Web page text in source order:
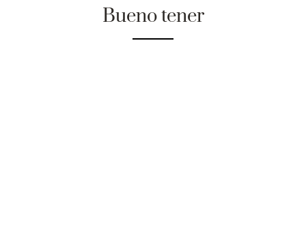
Bueno tener